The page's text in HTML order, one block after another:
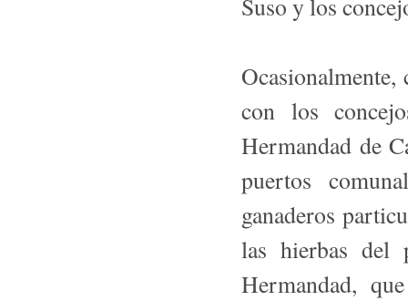
con los
Hermandad de
puertos
ganaderos
las hierbas del
Hermandad,